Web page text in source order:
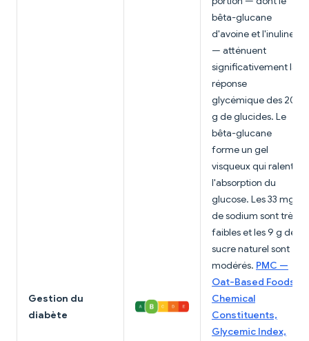
Gestion du
diabète
bêta-glucane
d'avoine et l'inuline
— atténuent
significativement la
réponse
glycémique des 20
g de glucides. Le
bêta-glucane
forme un gel
visqueux qui ralentit
l'absorption du
glucose. Les 33 mg
de sodium sont très
faibles et les 9 g de
sucre naturel sont
modérés. PMC —
Oat-Based Foods:
Chemical
Constituents,
Glycemic Index,